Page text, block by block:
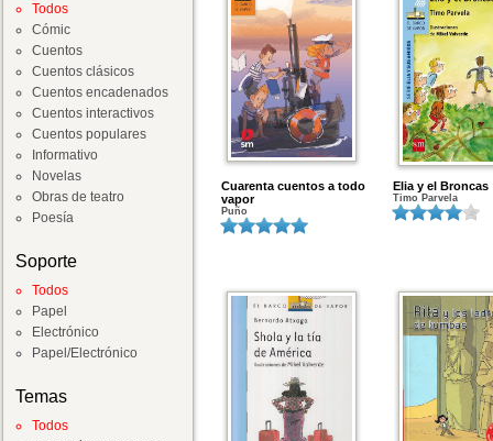
Todos
Cómic
Cuentos
Cuentos clásicos
Cuentos encadenados
Cuentos interactivos
Cuentos populares
Informativo
Novelas
Obras de teatro
Poesía
Soporte
Todos
Papel
Electrónico
Papel/Electrónico
Temas
Todos
Cuarenta cuentos a todo
vapor
Puño
Elia y el Broncas
Timo Parvela